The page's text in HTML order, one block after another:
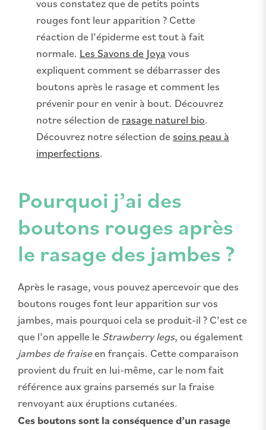
vous constatez que de petits points
rouges font leur apparition ? Cette
réaction de l’épiderme est tout à fait
normale. Les Savons de Joya vous
expliquent comment se débarrasser des
boutons après le rasage et comment les
prévenir pour en venir à bout. Découvrez
notre sélection de rasage naturel bio.
Découvrez notre sélection desoins peau à
imperfections.
Pourquoi j’ai des
boutons rouges après
le rasage des jambes ?
Après le rasage, vous pouvez apercevoir que des
boutons rouges font leur apparition sur vos
jambes, mais pourquoi cela se produit-il ? C’est ce
que l’on appelle le Strawberry legs, ou également
jambes de fraiseen français. Cette comparaison
provient du fruit en lui-même, car le nom fait
référence aux grains parsemés sur la fraise
renvoyant aux éruptions cutanées.
Ces boutons sont la conséquence d’un rasage